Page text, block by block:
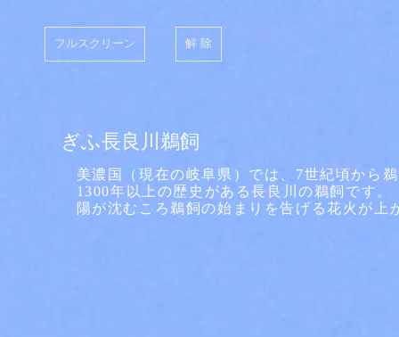
フルスクリーン 解 除
ぎふ長良川鵜飼
美濃国（現在の岐阜県）では、7世紀頃から
1300年以上の歴史がある長良川の鵜飼です。
陽が沈むころ鵜飼の始まりを告げる花火が